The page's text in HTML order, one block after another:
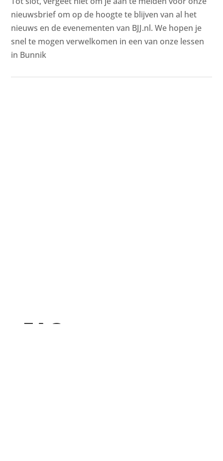
nieuwsbrief om op de hoogte te blijven van al het
nieuws en de evenementen van BJJ.nl. We hopen je
snel te mogen verwelkomen in een van onze lessen
in Bunnik
FAQ